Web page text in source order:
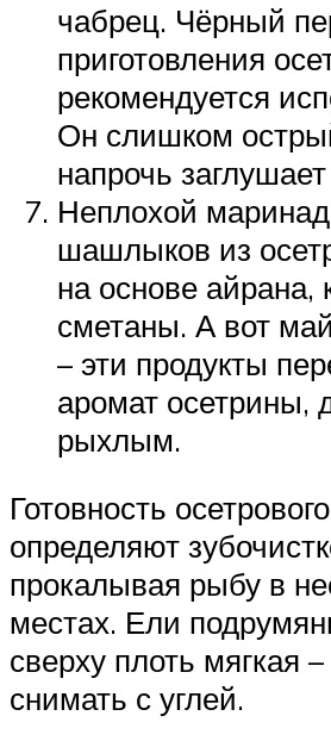
чабрец. Чёрный
приготовления
рекомендуется
Он слишком
напрочь
Неплохой
шашлыков из
на основе айрана,
сметаны. А вот
– эти продукты
аромат осетрины,
рыхлым.
Готовность
определяют
прокалывая рыбу в
местах. Ели
сверху плоть мягкая
снимать с углей.